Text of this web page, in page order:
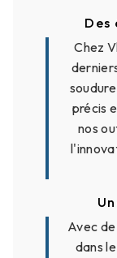
Des
Chez
précis
nos
Avec
dans